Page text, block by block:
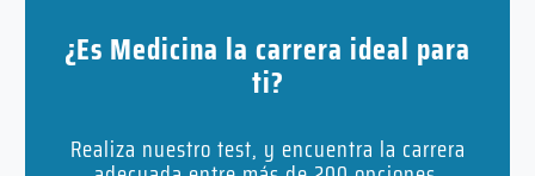
¿Es Medicina la carrera ideal para
ti?
Realiza nuestro test, y encuentra la carrera